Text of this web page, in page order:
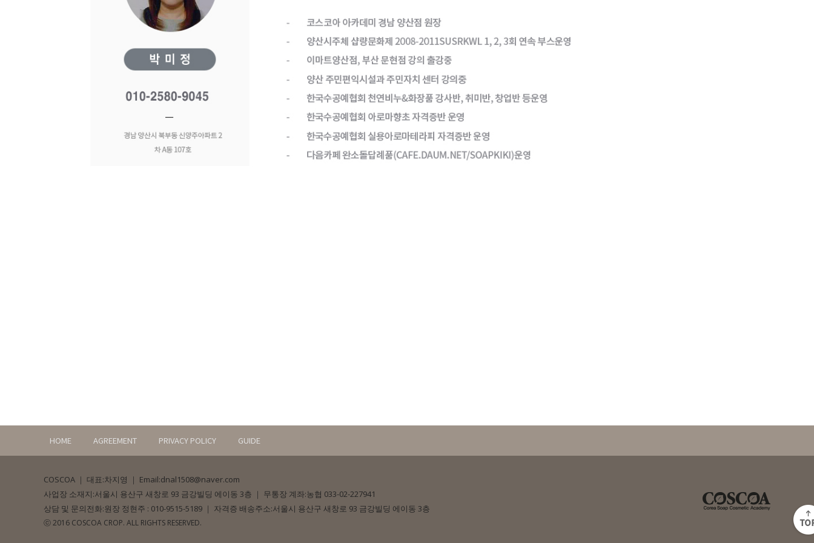
HOME AGREEMENT PRIVACY POLICY GUIDE
COSCOA ｜ 대표:차지영 ｜ Email:dnal1508@naver.com
사업장 소재지:서울시 용산구 새창로 93 금강빌딩 에이동 3층 ｜ 무통장 계좌:농협 033-02-227941
상담 및 문의전화:원장 정현주 : 010-9515-5189 ｜ 자격증 배송주소:서울시 용산구 새창로 93 금강빌딩 에이동 3층
ⓒ 2016 COSCOA CROP. ALL RIGHTS RESERVED.